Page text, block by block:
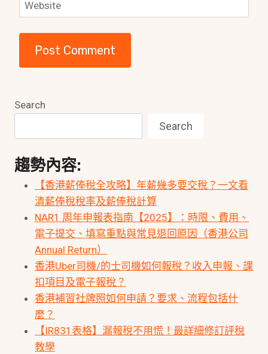
Website
Search
Search
趨勢內容:
【香港薪俸稅全攻略】年薪幾多要交稅？一文看
清薪俸稅稅率及薪俸稅計算
NAR1 周年申報表指南【2025】：時限、費用、
電子提交、填寫重點與常見退回原因（香港公司
Annual Return）
香港Uber司機/的士司機如何報稅？收入申報、課
扣項目及電子報稅？
香港補習社牌照如何申請？要求、流程包括什
麼？
【IR831表格】漏報稅不用慌！最詳細修訂評稅
教學